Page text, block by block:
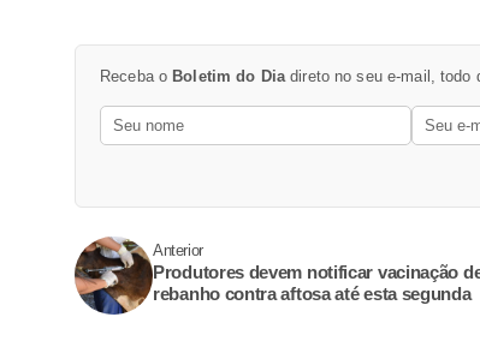
Receba o Boletim do Diadireto no seu e-mail, todo
Anterior
Produtores devem notificar vacinação
rebanho contra aftosa até esta segunda